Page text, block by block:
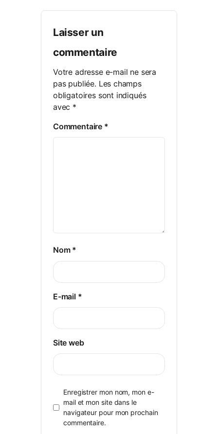
Laisser un
commentaire
Votre adresse e-mail ne sera
pas publiée. Les champs
obligatoires sont indiqués
avec *
Commentaire *
Nom *
E-mail *
Site web
Enregistrer mon nom, mon e-
mail et mon site dans le
navigateur pour mon prochain
commentaire.